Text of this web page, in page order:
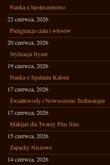
Nauka a Społeczeństwo
22 czerwca, 2026
Pielęgnacja ciała i włosów
20 czerwca, 2026
Stylizacja fryzur
19 czerwca, 2026
Nauka o Spalaniu Kalorii
17 czerwca, 2026
Światłowody i Nowoczesne Technologie
17 czerwca, 2026
Makijaż dla Twarzy Plus Size
15 czerwca, 2026
Zapachy Niszowe
14 czerwca, 2026